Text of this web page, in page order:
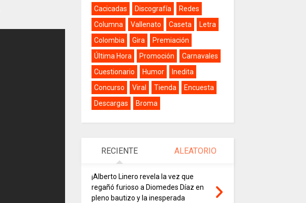
Cacicadas
Discografía
Redes
Columna
Vallenato Caseta
Letra
Colombia
Gira
Premiación
Última Hora
Promoción
Carnavales
Cuestionario
Humor
Inedita
Concurso
Viral Tienda
Encuesta
Descargas
Broma
RECIENTE ALEATORIO
¡Alberto Linero revela la vez que
regañó furioso a Diomedes Díaz en
pleno bautizo y la inesperada